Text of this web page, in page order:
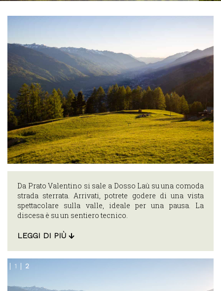
Scopri i
Scopri i
percorsi di
trekking
Cosa puoi fare
nei dintorni di
Teglio
OSPITALITÀ
Dove Dormire
Dove
Mangiare
TERRITORIO
EVENTI
COME
ARRIVARE
INFORMAZIONI
Da Prato Valentino si sale a Dosso Laù su una comoda
strada sterrata. Arrivati, potrete godere di una vista
spettacolare sulla valle, ideale per una pausa. La
discesa è su un sentiero tecnico.
LEGGI DI PIÙ
1 2